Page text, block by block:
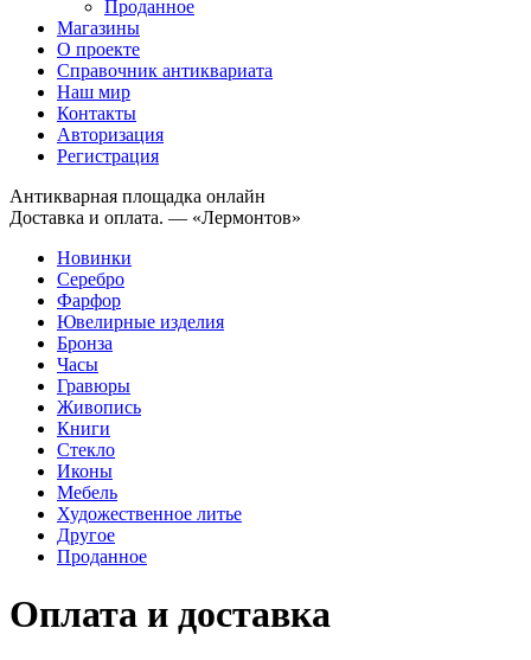
Проданное
Магазины
О проекте
Справочник антиквариата
Наш мир
Контакты
Авторизация
Регистрация
Антикварная площадка онлайн
Доставка и оплата. — «Лермонтов»
Новинки
Серебро
Фарфор
Ювелирные изделия
Бронза
Часы
Гравюры
Живопись
Книги
Стекло
Иконы
Мебель
Художественное литье
Другое
Проданное
Оплата и доставка